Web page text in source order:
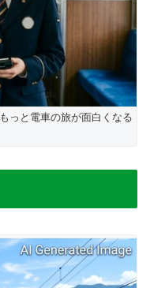
っと電車の旅が面白くなる